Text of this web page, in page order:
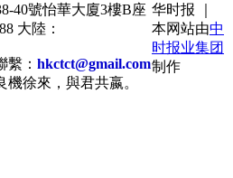
40號怡華大廈3樓B座
大陸：
繫： hkctct@gmail.com
徐來，與君共嬴。
华时报 ｜
本网站由中
时报业集团
制作